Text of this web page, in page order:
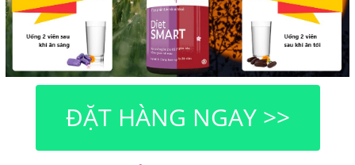
ĐẶT HÀNG NGAY >>